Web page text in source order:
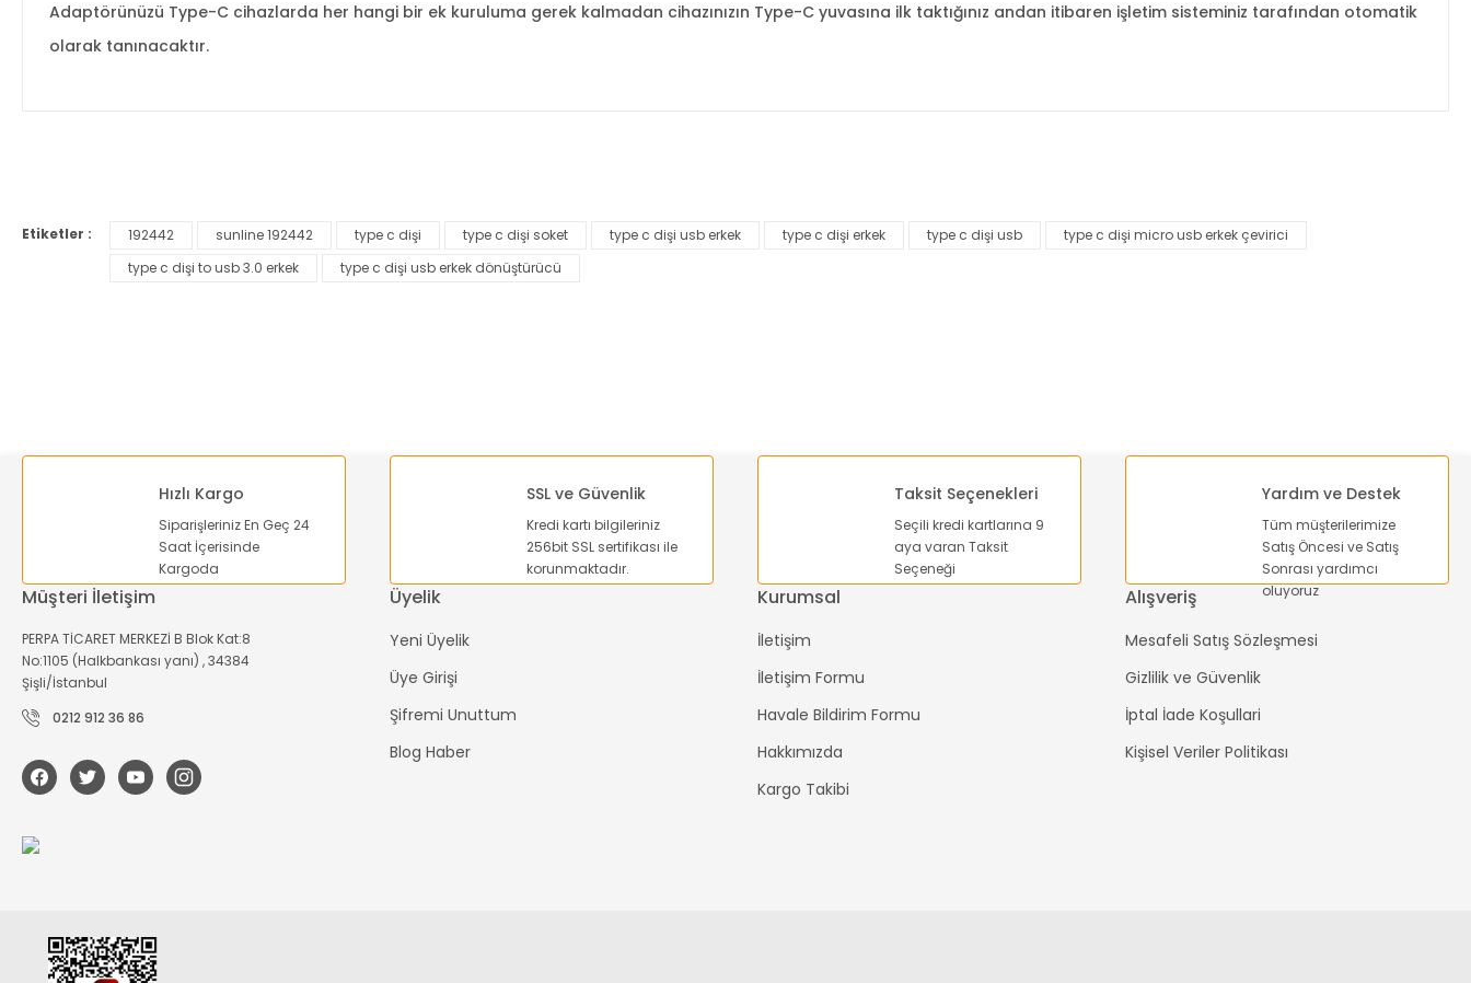
Adaptörünüzü Type-C cihazlarda her hangi bir ek kuruluma gerek kalmadan cihazınızın Type-C yuvasına ilk taktığınız andan itibaren işletim sisteminiz tarafından otomatik
olarak tanınacaktır.
Ürün resmi kalitesiz, bozuk veya görüntülenemiyor.
Ürün açıklamasında eksik bilgiler bulunuyor.
Etiketler : 192442 sunline 192442 type c dişi type c dişi soket type c dişi usb erkek type c dişi erkek type c dişi usb
type c dişi micro usb erkek çevirici
type c dişi to usb 3.0 erkek
type c dişi usb erkek dönüştürücü
Hızlı Kargo
Siparişleriniz En Geç 24
Saat İçerisinde
Kargoda
SSL ve Güvenlik
Kredi kartı bilgileriniz
256bit SSL sertifikası ile
korunmaktadır.
Taksit Seçenekleri
Seçili kredi kartlarına 9
aya varan Taksit
Seçeneği
Yardım ve Destek
Tüm müşterilerimize
Satış Öncesi ve Satış
Sonrası yardımcı
oluyoruz
Müşteri İletişim
PERPA TİCARET MERKEZİ B Blok Kat:8
No:1105 (Halkbankası yanı) , 34384
Şişli/İstanbul
0212 912 36 86
Üyelik
Yeni Üyelik
Üye Girişi
Şifremi Unuttum
Blog Haber
Kurumsal
İletişim
İletişim Formu
Havale Bildirim Formu
Hakkımızda
Kargo Takibi
Alışveriş
Mesafeli Satış Sözleşmesi
Gizlilik ve Güvenlik
İptal İade Koşullari
Kişisel Veriler Politikası